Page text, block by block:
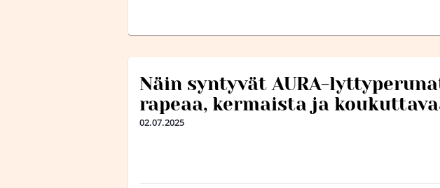
Näin syntyvät AURA-
rapeaa, kermaista ja
02.07.2025